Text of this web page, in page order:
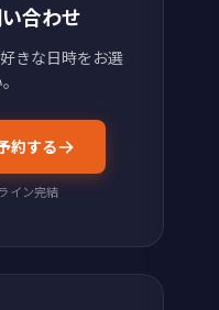
合わせ
きな日時をお選
約する
イン完結